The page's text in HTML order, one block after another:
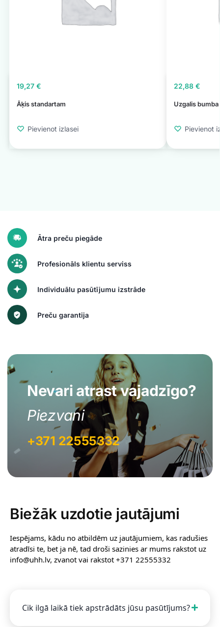
Āķis standartam
19,27 €
Pievienot izlasei
Uzgalis
22,88 €
Pievienot
Ātra preču piegāde
Profesionāls klientu serviss
Individuālu pasūtījumu izstrāde
Preču garantija
Nevari atrast vajadzīgo?
Piezvani
+371 22555332
Biežāk uzdotie jautājumi
Iespējams, kādu no atbildēm uz jautājumiem, kas radušies
atradīsi te, bet ja nē, tad droši sazinies ar mums rakstot uz
info@uhh.lv, zvanot vai rakstot +371 22555332
Cik ilgā laikā tiek apstrādāts jūsu pasūtījums?